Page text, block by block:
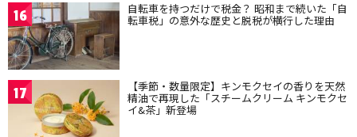
16 自転車を持つだけで税金？ 昭和まで続いた「自
転車税」の意外な歴史と脱税が横行した理由
17 【季節・数量限定】キンモクセイの香りを天然
精油で再現した「スチームクリーム キンモクセ
イ&茶」新登場